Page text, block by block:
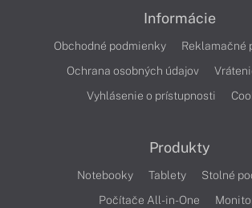
Informácie
Obchodné podmienky
Reklamačné
Ochrana osobných údajov
Vyhlásenie o prístupnosti
Produkty
Notebooky Tablety
Stolné
Počítače All-in-One